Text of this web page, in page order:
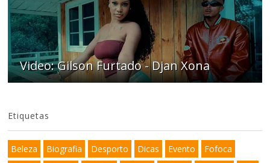
Video: Gilson Furtado - Djan Xona
Etiquetas
Beleza Biografia Desporto Dicas Evento
Fofoca